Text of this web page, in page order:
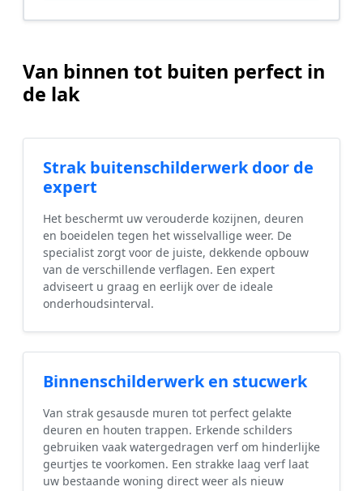
Van binnen tot buiten perfect in
de lak
Strak buitenschilderwerk door de
expert
Het beschermt uw verouderde kozijnen, deuren
en boeidelen tegen het wisselvallige weer. De
specialist zorgt voor de juiste, dekkende opbouw
van de verschillende verflagen. Een expert
adviseert u graag en eerlijk over de ideale
onderhoudsinterval.
Binnenschilderwerk en stucwerk
Van strak gesausde muren tot perfect gelakte
deuren en houten trappen. Erkende schilders
gebruiken vaak watergedragen verf om hinderlijke
geurtjes te voorkomen. Een strakke laag verf laat
uw bestaande woning direct weer als nieuw